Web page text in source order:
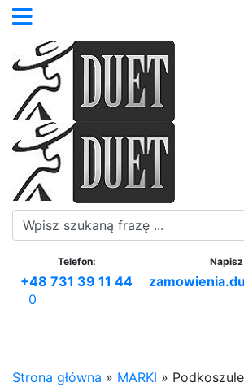
Telefon:
+48 731 39 11 44
0
Strona główna » MARKI »